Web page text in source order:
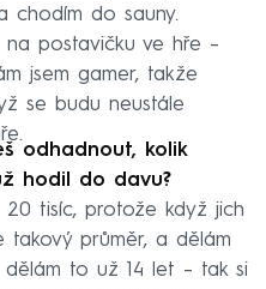
chodím do sauny.
postavičku ve hře –
jsem gamer, takže
se budu neustále
odhadnout, kolik
hodil do davu?
20 tisíc, protože když jich
průměr, a dělám
to už 14 let – tak si